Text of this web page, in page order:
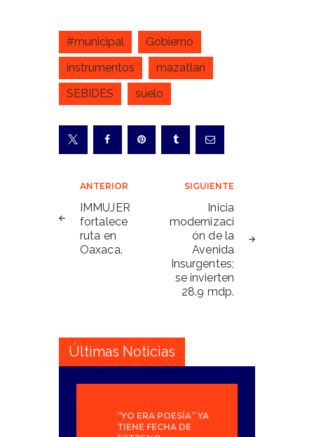
#municipal
Gobierno
instrumentos
mazatlan
SEBIDES
suelo
Navegación
de
entradas
ANTERIOR
IMMUJER
fortalece
ruta en
Oaxaca.
SIGUIENTE
Inicia
modernizaci
ón de la
Avenida
Insurgentes;
se invierten
28.9 mdp.
Últimas Noticias
“YO ERA POESÍA” YA
TIENE FECHA DE